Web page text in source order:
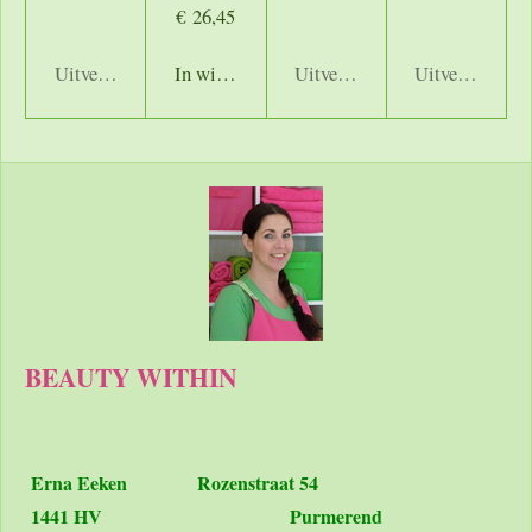
Uitverkocht
€ 26,45
In winkelwagenUitverkocht Uitverkocht
BEAUTY WITHIN
Erna Eeken Rozenstraat 54
1441 HV Purmerend